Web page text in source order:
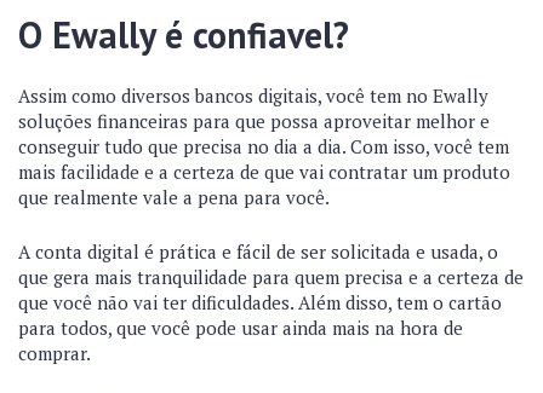
O Ewally é confiavel?
Assim como diversos bancos digitais, você tem no Ewally
soluções financeiras para que possa aproveitar melhor e
conseguir tudo que precisa no dia a dia. Com isso, você tem
mais facilidade e a certeza de que vai contratar um produto
que realmente vale a pena para você.
A conta digital é prática e fácil de ser solicitada e usada, o
que gera mais tranquilidade para quem precisa e a certeza de
que você não vai ter dificuldades. Além disso, tem o cartão
para todos, que você pode usar ainda mais na hora de
comprar.